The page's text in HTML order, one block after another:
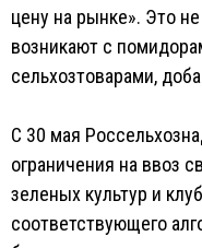
цену на рынке». Это
возникают с
сельхозтоварами,
С 30 мая
ограничения на ввоз
зеленых культур и
соответствующего